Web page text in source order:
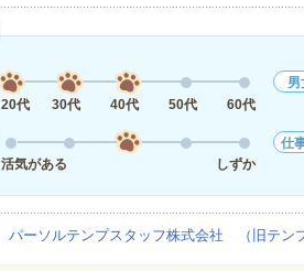
20代
30代 40代 50代 60代
男
活気がある
しずか
仕
パーソルテンプスタッフ株式会社 （旧テン